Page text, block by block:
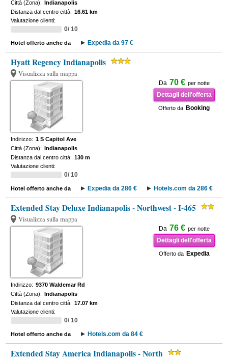
Città (Zona): Indianapolis
Distanza dal centro città: 16.61 km
Valutazione clienti:
0/ 10
Hotel offerto anche da Expedia da 97 €
Hyatt Regency Indianapolis
Visualizza sulla mappa
Da 70 € per notte
Dettagli dell'offerta
Offerto da Booking
Indirizzo: 1 S Capitol Ave
Città (Zona): Indianapolis
Distanza dal centro città: 130 m
Valutazione clienti:
0/ 10
Hotel offerto anche da Expedia da 286 € Hotels.com da 286 €
Extended Stay Deluxe Indianapolis - Northwest - I-465
Visualizza sulla mappa
Da 76 € per notte
Dettagli dell'offerta
Offerto da Expedia
Indirizzo: 9370 Waldemar Rd
Città (Zona): Indianapolis
Distanza dal centro città: 17.07 km
Valutazione clienti:
0/ 10
Hotel offerto anche da Hotels.com da 84 €
Extended Stay America Indianapolis - North